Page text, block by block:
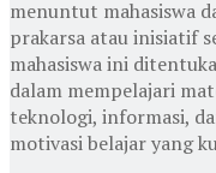
menuntut mahasiswa
prakarsa atau inisiatif
mahasiswa ini
dalam mempelajari
teknologi, informasi,
motivasi belajar yang